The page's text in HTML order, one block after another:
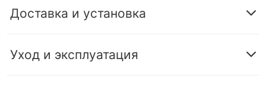
Доставка и установка
Уход и эксплуатация